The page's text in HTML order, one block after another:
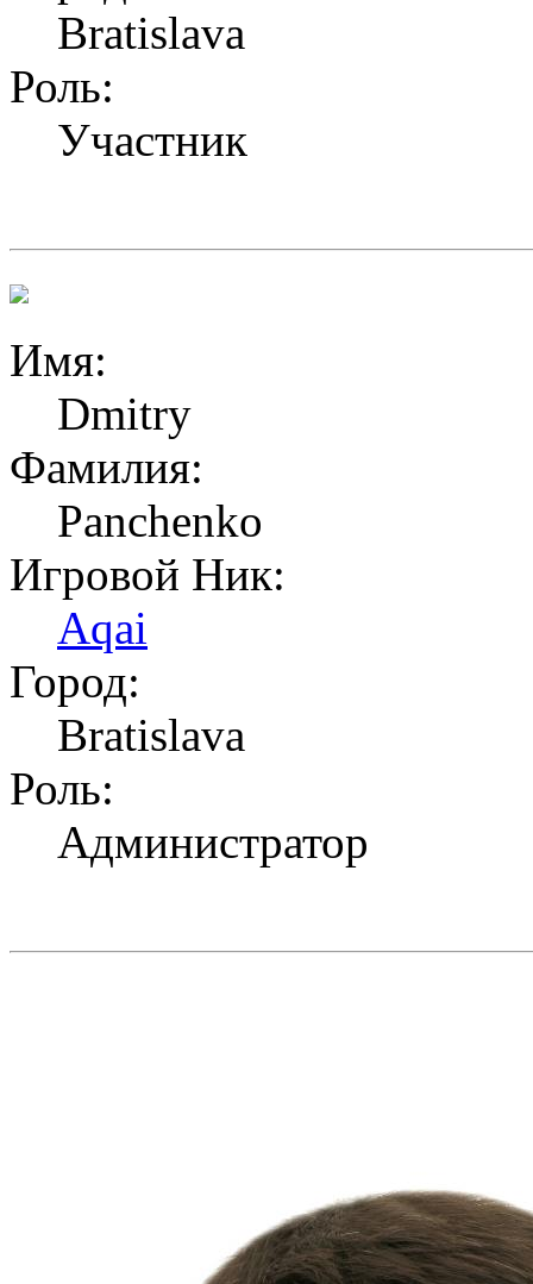
Bratislava
Роль:
Участник
Имя:
Dmitry
Фамилия:
Panchenko
Игровой Ник:
Aqai
Город:
Bratislava
Роль:
Администратор